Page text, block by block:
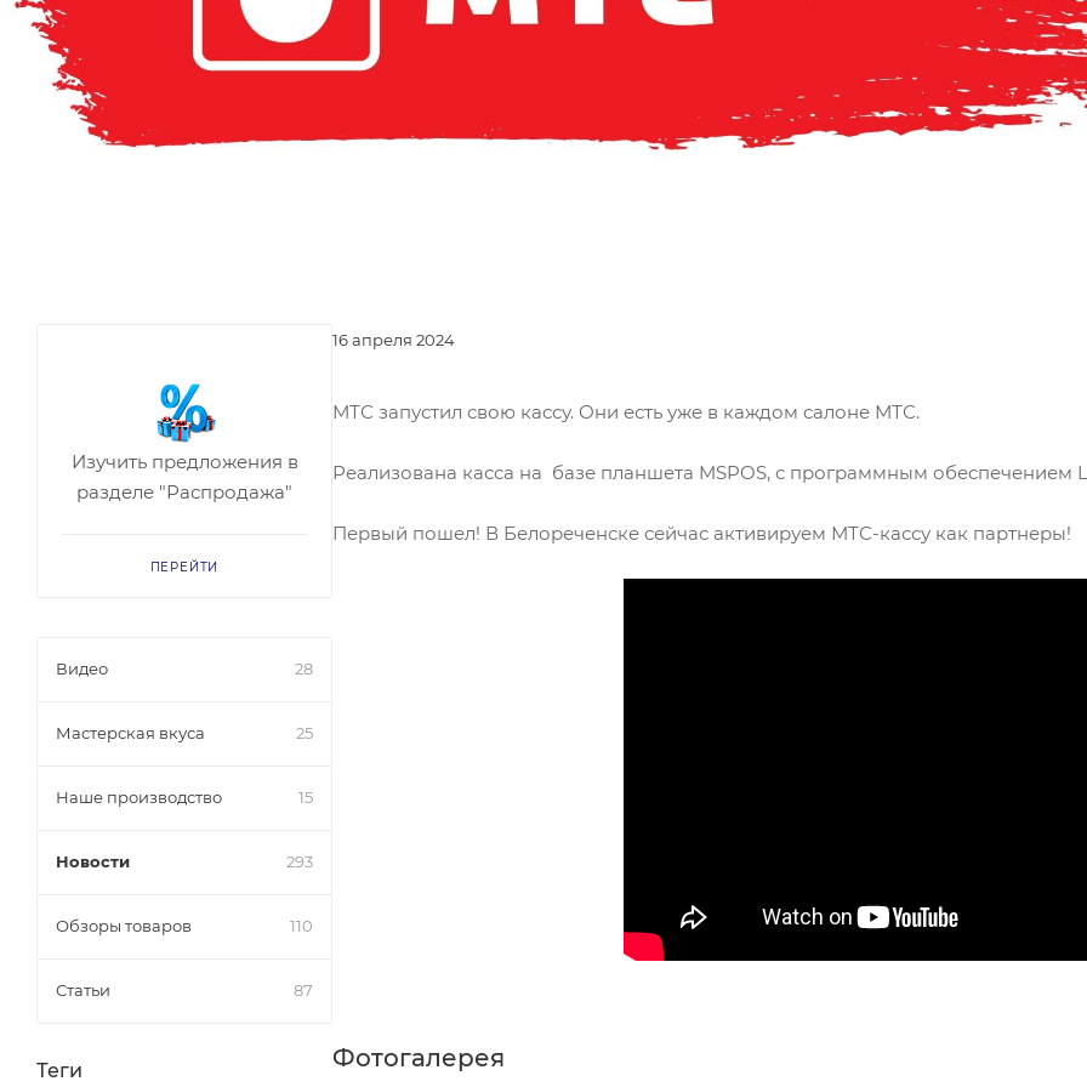
16 апреля 2024
МТС запустил свою кассу. Они есть уже в каждом салоне МТС.
Реализована касса на базе планшета MSPOS, с программным обеспечением
Первый пошел! В Белореченске сейчас активируем МТС-кассу как партнеры!
Фотогалерея
Изучить предложения в
разделе "Распродажа"
ПЕРЕЙТИ
Видео 28
Мастерская вкуса 25
Наше производство 15
Новости 293
Обзоры товаров 110
Статьи 87
Теги